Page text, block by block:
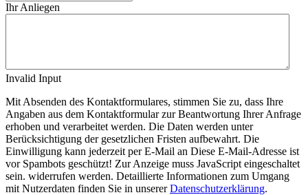
Ihr Anliegen
Invalid Input
Mit Absenden des Kontaktformulares, stimmen Sie zu, dass Ihre
Angaben aus dem Kontaktformular zur Beantwortung Ihrer Anfrage
erhoben und verarbeitet werden. Die Daten werden unter
Berücksichtigung der gesetzlichen Fristen aufbewahrt. Die
Einwilligung kann jederzeit per E-Mail an Diese E-Mail-Adresse ist
vor Spambots geschützt! Zur Anzeige muss JavaScript eingeschaltet
sein. widerrufen werden. Detaillierte Informationen zum Umgang
mit Nutzerdaten finden Sie in unsererDatenschutzerklärung.